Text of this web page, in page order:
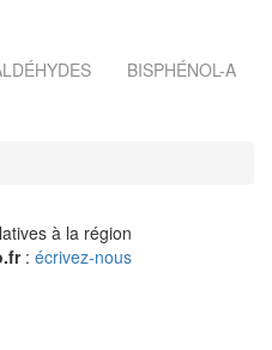
BISPHÉNOL-A
à la région
: écrivez-nous